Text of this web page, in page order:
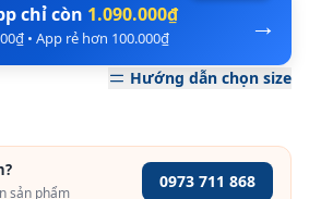
→
chỉ còn 1.090.000₫
• App rẻ hơn 100.000₫
Hướng dẫn chọn size
sản phẩm
0973 711 868